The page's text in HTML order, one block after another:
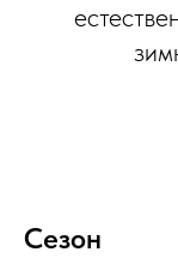
Сезон